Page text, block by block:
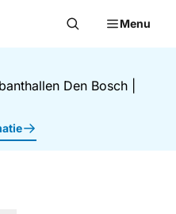
Menu
Den Bosch